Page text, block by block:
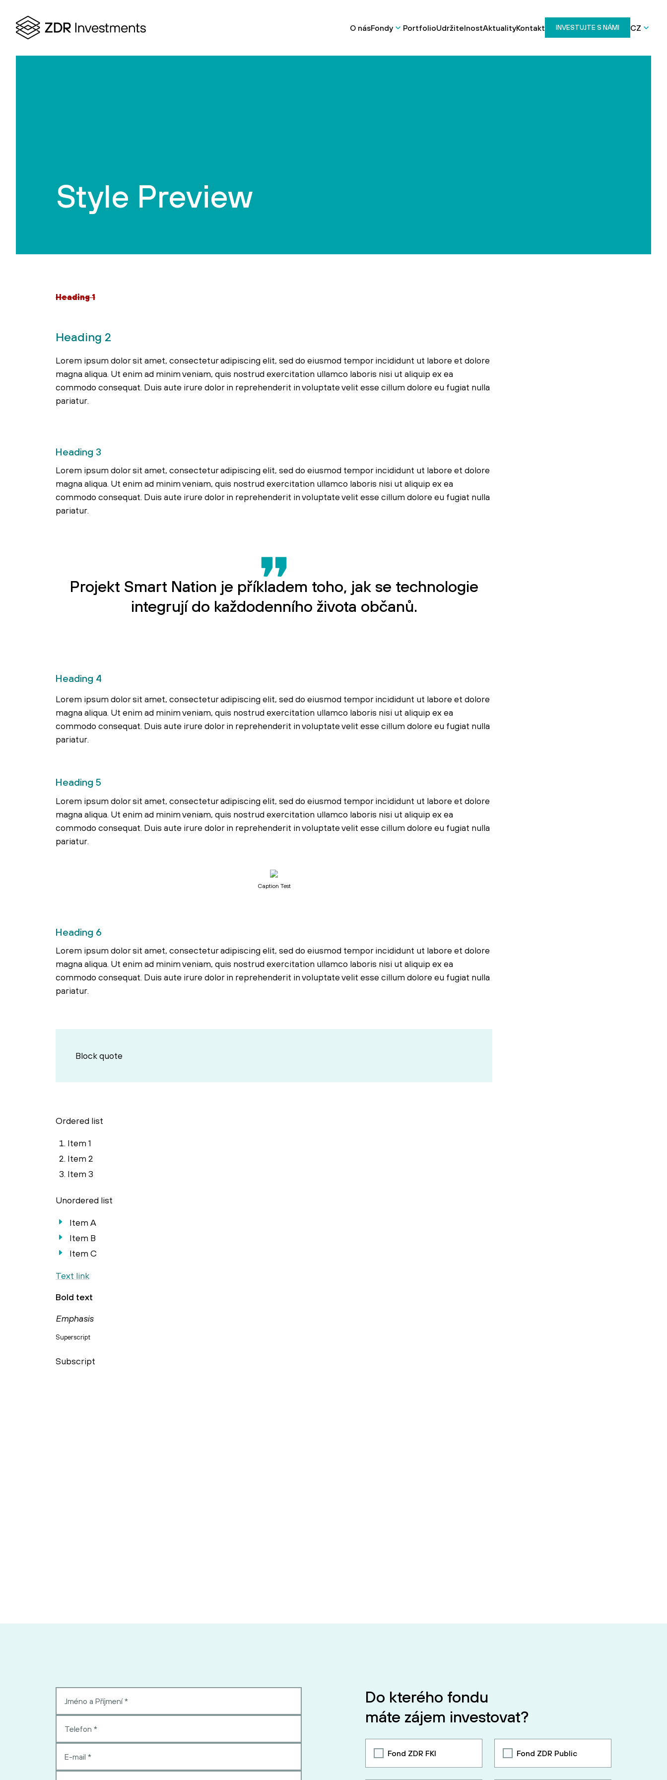
O násFondy PortfolioUdržitelnostAktualityKontakt INVESTUJTE S NÁMI CZ
Style Preview
Heading 1
Heading 2
Lorem ipsum dolor sit amet, consectetur adipiscing elit, sed do eiusmod tempor incididunt ut labore et dolore
magna aliqua. Ut enim ad minim veniam, quis nostrud exercitation ullamco laboris nisi ut aliquip ex ea
commodo consequat. Duis aute irure dolor in reprehenderit in voluptate velit esse cillum dolore eu fugiat nulla
pariatur.
Heading 3
Lorem ipsum dolor sit amet, consectetur adipiscing elit, sed do eiusmod tempor incididunt ut labore et dolore
magna aliqua. Ut enim ad minim veniam, quis nostrud exercitation ullamco laboris nisi ut aliquip ex ea
commodo consequat. Duis aute irure dolor in reprehenderit in voluptate velit esse cillum dolore eu fugiat nulla
pariatur.
Projekt Smart Nation je příkladem toho, jak se technologie
integrují do každodenního života občanů.
Heading 4
Lorem ipsum dolor sit amet, consectetur adipiscing elit, sed do eiusmod tempor incididunt ut labore et dolore
magna aliqua. Ut enim ad minim veniam, quis nostrud exercitation ullamco laboris nisi ut aliquip ex ea
commodo consequat. Duis aute irure dolor in reprehenderit in voluptate velit esse cillum dolore eu fugiat nulla
pariatur.
Heading 5
Lorem ipsum dolor sit amet, consectetur adipiscing elit, sed do eiusmod tempor incididunt ut labore et dolore
magna aliqua. Ut enim ad minim veniam, quis nostrud exercitation ullamco laboris nisi ut aliquip ex ea
commodo consequat. Duis aute irure dolor in reprehenderit in voluptate velit esse cillum dolore eu fugiat nulla
pariatur.
Caption Test
Heading 6
Lorem ipsum dolor sit amet, consectetur adipiscing elit, sed do eiusmod tempor incididunt ut labore et dolore
magna aliqua. Ut enim ad minim veniam, quis nostrud exercitation ullamco laboris nisi ut aliquip ex ea
commodo consequat. Duis aute irure dolor in reprehenderit in voluptate velit esse cillum dolore eu fugiat nulla
pariatur.
Block quote
Ordered list
Item 1
Item 2
Item 3
Unordered list
Item A
Item B
Item C
Text link
Bold text
Emphasis
Superscript
Subscript
Do kterého fondu
máte zájem investovat?
Fond ZDR FKI Fond ZDR Public